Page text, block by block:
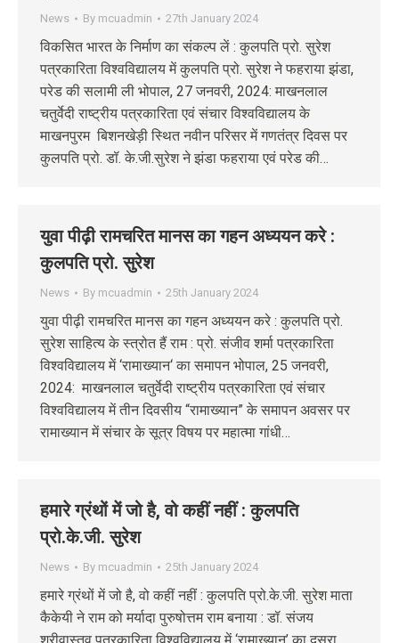
News By mcuadmin 27th January 2024
विकसित भारत के निर्माण का संकल्प लें : कुलपति प्रो. सुरेश
पत्रकारिता विश्वविद्यालय में कुलपति प्रो. सुरेश ने फहराया झंडा,
परेड की सलामी ली भोपाल, 27 जनवरी, 2024: माखनलाल
चतुर्वेदी राष्ट्रीय पत्रकारिता एवं संचार विश्वविद्यालय के
माखनपुरम बिशनखेड़ी स्थित नवीन परिसर में गणतंत्र दिवस पर
कुलपति प्रो. डॉ. के.जी.सुरेश ने झंडा फहराया एवं परेड की…
युवा पीढ़ी रामचरित मानस का गहन अध्ययन करे :
कुलपति प्रो. सुरेश
News By mcuadmin 25th January 2024
युवा पीढ़ी रामचरित मानस का गहन अध्ययन करे : कुलपति प्रो.
सुरेश साहित्य के स्त्रोत हैं राम : प्रो. संजीव शर्मा पत्रकारिता
विश्वविद्यालय में ‘रामाख्यान‘ का समापन भोपाल, 25 जनवरी,
2024: माखनलाल चतुर्वेदी राष्ट्रीय पत्रकारिता एवं संचार
विश्वविद्यालय में तीन दिवसीय “रामाख्यान” के समापन अवसर पर
रामाख्यान में संचार के सूत्र विषय पर महात्मा गांधी…
हमारे ग्रंथों में जो है, वो कहीं नहीं : कुलपति
प्रो.के.जी. सुरेश
News By mcuadmin 25th January 2024
हमारे ग्रंथों में जो है, वो कहीं नहीं : कुलपति प्रो.के.जी. सुरेश माता
कैकेयी ने राम को मर्यादा पुरुषोत्तम राम बनाया : डॉ. संजय